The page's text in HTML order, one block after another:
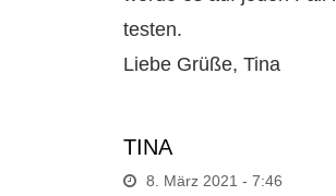
testen.
Liebe Grüße, Tina
TINA
8. März 2021 - 7:46